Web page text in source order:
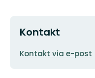
Kontakt
E-
Kontakt via e-post